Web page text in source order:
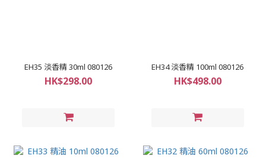
EH35 淡香精 30ml 080126
HK$298.00
EH34 淡香精 100ml 080126
HK$498.00